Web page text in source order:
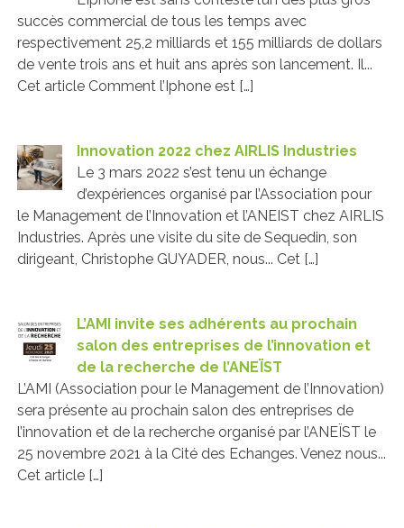
succès commercial de tous les temps avec
respectivement 25,2 milliards et 155 milliards de dollars
de vente trois ans et huit ans après son lancement. Il...
Cet article Comment l’Iphone est […]
Innovation 2022 chez AIRLIS Industries
Le 3 mars 2022 s’est tenu un échange
d’expériences organisé par l’Association pour
le Management de l’Innovation et l’ANEIST chez AIRLIS
Industries. Après une visite du site de Sequedin, son
dirigeant, Christophe GUYADER, nous... Cet […]
L’AMI invite ses adhérents au prochain
salon des entreprises de l’innovation et
de la recherche de l’ANEÏST
L’AMI (Association pour le Management de l’Innovation)
sera présente au prochain salon des entreprises de
l’innovation et de la recherche organisé par l’ANEÏST le
25 novembre 2021 à la Cité des Echanges. Venez nous...
Cet article […]